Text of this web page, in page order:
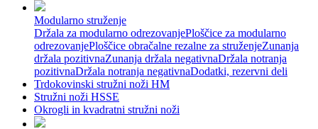
Modularno struženje
Držala za modularno odrezovanjePloščice za modularno
odrezovanjePloščice obračalne rezalne za struženjeZunanja
držala pozitivnaZunanja držala negativnaDržala notranja
pozitivnaDržala notranja negativnaDodatki, rezervni deli
Trdokovinski stružni noži HM
Stružni noži HSSE
Okrogli in kvadratni stružni noži